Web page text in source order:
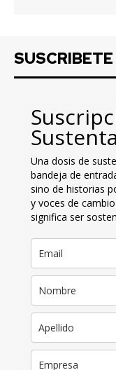
SUSCRIBETE
Una dosis de
bandeja de
sino de historias
y voces de
significa ser